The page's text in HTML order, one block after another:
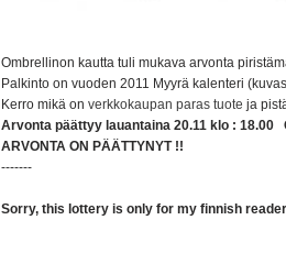
Ombrellinon kautta tuli mukava arvonta
Palkinto on vuoden 2011 Myyrä kalenteri
Kerro mikä on verkkokaupan paras tuote ja
Arvonta päättyy lauantaina 20.11 klo : 18.00
ARVONTA ON PÄÄTTYNYT !!
-------
Sorry, this lottery is only for my finnish